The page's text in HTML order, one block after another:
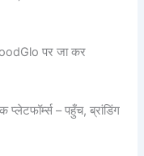
पर जा कर
प्लेटफॉर्म्स – पहुँच, ब्रांडिंग